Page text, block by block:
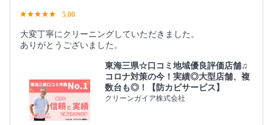
5.00
大変丁寧にクリーニングしていただきました。
ありがとうございました。
東海三県☆口コミ地域優良評価店舗♫
コロナ対策の今！実績◎大型店舗、複
数台も◎！【防カビサービス】
クリーンガイア株式会社